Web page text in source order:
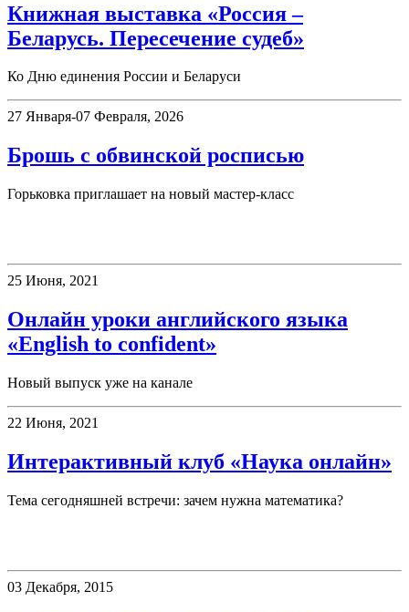
Книжная выставка «Россия –
Беларусь. Пересечение судеб»
Ко Дню единения России и Беларуси
27 Января-07 Февраля, 2026
Брошь с обвинской росписью
Горьковка приглашает на новый мастер-класс
25 Июня, 2021
Онлайн уроки английского языка
«English to confident»
Новый выпуск уже на канале
22 Июня, 2021
Интерактивный клуб «Наука онлайн»
Тема сегодняшней встречи: зачем нужна математика?
03 Декабря, 2015